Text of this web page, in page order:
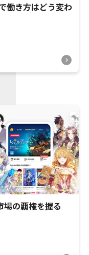
働き方はどう変わ
場の覇権を握る